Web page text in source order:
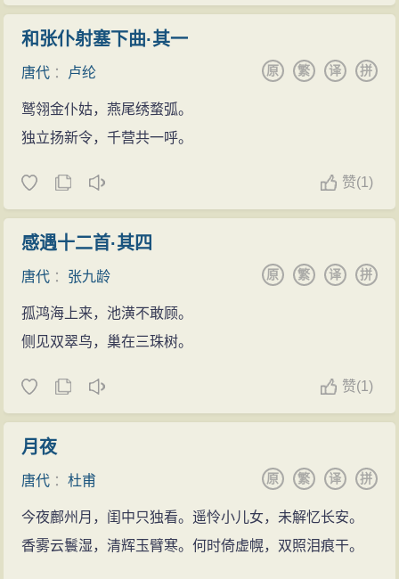
和张仆射塞下曲·其一
唐代 ： 卢纶 拼
译
繁
原
鹫翎金仆姑，燕尾绣蝥弧。
独立扬新令，千营共一呼。
赞(1)
感遇十二首·其四
唐代 ： 张九龄 拼
译
繁
原
孤鸿海上来，池潢不敢顾。
侧见双翠鸟，巢在三珠树。
赞(1)
月夜
唐代 ：杜甫 拼
译
繁
原
今夜鄜州月，闺中只独看。遥怜小儿女，未解忆长安。
香雾云鬟湿，清辉玉臂寒。何时倚虚幌，双照泪痕干。